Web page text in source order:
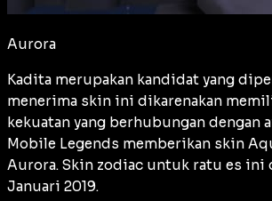
Aurora
Kadita merupakan kandidat yang
menerima skin ini dikarenakan
kekuatan yang berhubungan dengan
Mobile Legends memberikan skin
Aurora. Skin zodiac untuk ratu es
Januari 2019.